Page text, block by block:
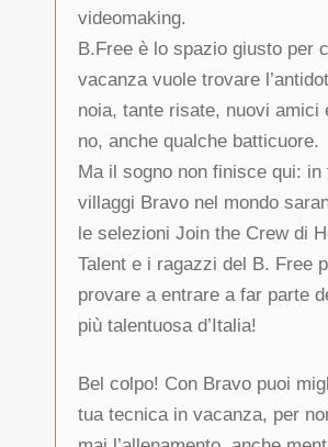
videomaking.
B.Free è lo spazio giusto per
vacanza vuole trovare
noia, tante risate, nuovi amici
no, anche qualche batticuore.
Ma il sogno non finisce qui: in
villaggi Bravo nel mondo
le selezioni Join the Crew di
Talent e i ragazzi del B. Free
provare a entrare a far parte
più talentuosa d’Italia!
Bel colpo! Con Bravo puoi
tua tecnica in vacanza, per